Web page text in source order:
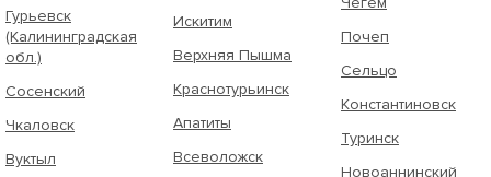
Гурьевск
(Калининградская
обл.)
Сосенский
Чкаловск
Вуктыл
Искитим
Верхняя Пышма
Краснотурьинск
Апатиты
Всеволожск
Почеп
Сельцо
Константиновск
Туринск
Новоаннинский